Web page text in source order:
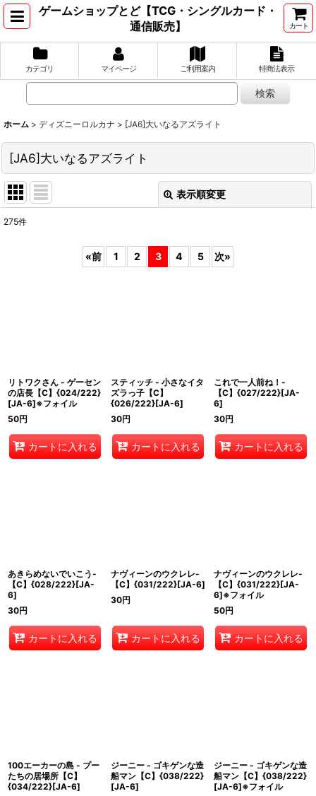
ゲームショップとど【TCG・シングルカード・
通信販売】
カート
カテゴリ マイページ ご利用案内 特商法表示
ホーム > ディズニーロルカナ > [JA6]大いなるアズライト
[JA6]大いなるアズライト
表示順変更
275件
«前 1 2 3 4 5 次»
リトワクさん - ゲーセン
の店長【C】{024/222}
[JA-6]※フォイル
50円
カートに入れる
スティッチ - 小さなイタ
ズラっ子【C】
{026/222}[JA-6]
30円
カートに入れる
これで一人前ね！-
【C】{027/222}[JA-
6]
30円
カートに入れる
あきらめないでいこう-
【C】{028/222}[JA-
6]
30円
カートに入れる
ナヴィーンのウクレレ-
【C】{031/222}[JA-6]
30円
カートに入れる
ナヴィーンのウクレレ-
【C】{031/222}[JA-
6]※フォイル
50円
カートに入れる
100エーカーの島 - プー
たちの居場所【C】
{034/222}[JA-6]
ジーニー - ゴキゲンな造
船マン【C】{038/222}
[JA-6]
ジーニー - ゴキゲンな造
船マン【C】{038/222}
[JA-6]※フォイル